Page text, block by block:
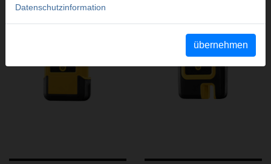
Datenschutzinformation
übernehmen